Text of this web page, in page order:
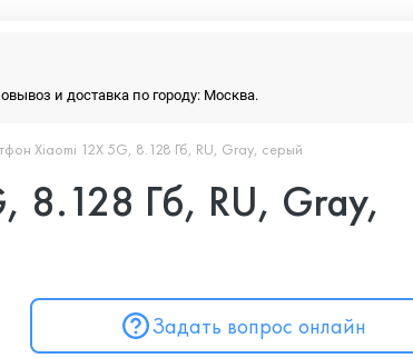
и доставка по городу: Москва.
Xiaomi 12X 5G, 8.128 Гб, RU, Gray, серый
8.128 Гб, RU, Gray,
Задать вопрос онлайн